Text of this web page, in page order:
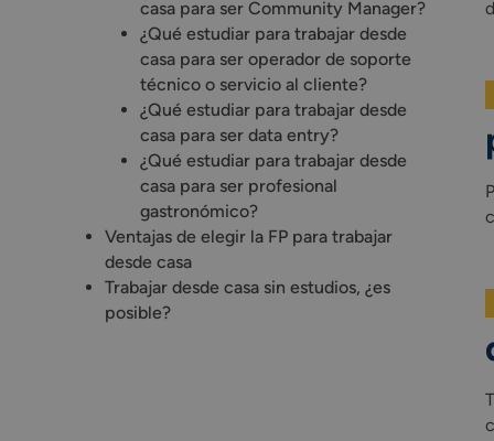
casa para ser Community Manager?
¿Qué estudiar para trabajar desde
casa para ser operador de soporte
técnico o servicio al cliente?
¿Qué estudiar para trabajar desde
casa para ser data entry?
¿Qué estudiar para trabajar desde
casa para ser profesional
gastronómico?
Ventajas de elegir la FP para trabajar
desde casa
Trabajar desde casa sin estudios, ¿es
posible?